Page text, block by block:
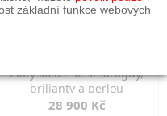
Zlatý kolier se smaragdy,
brilianty a perlou
28 900 Kč
základní funkce webových